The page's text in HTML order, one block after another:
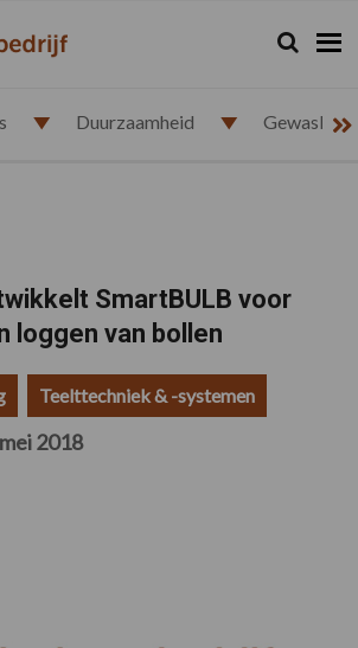
Zoeken...
Zoek
Duurzaamheid
SmartBULB voor
loggen van bollen
Teelttechniek & -systemen
2018